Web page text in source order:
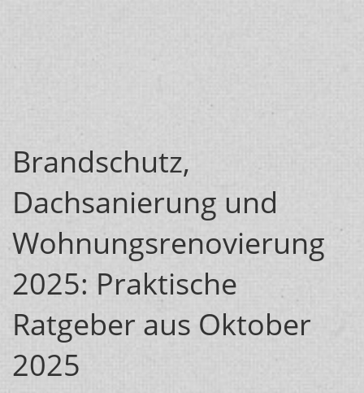
Brandschutz,
Dachsanierung und
Wohnungsrenovierung
2025: Praktische
Ratgeber aus Oktober
2025